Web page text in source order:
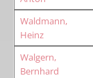
Waldmann,
Heinz
Walgern,
Bernhard